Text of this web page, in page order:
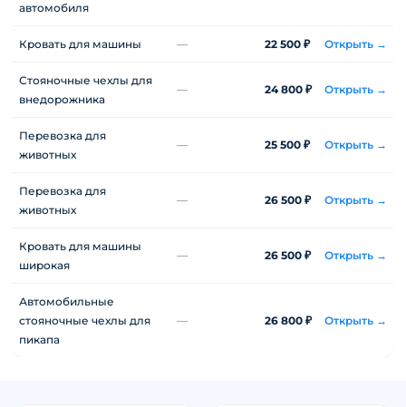
автомобиля
Кровать для машины — 22 500 ₽ Открыть →
Стояночные чехлы для
внедорожника
— 24 800 ₽ Открыть →
Перевозка для
животных
— 25 500 ₽ Открыть →
Перевозка для
животных
— 26 500 ₽ Открыть →
Кровать для машины
широкая
— 26 500 ₽ Открыть →
Автомобильные
стояночные чехлы для
пикапа
— 26 800 ₽ Открыть →